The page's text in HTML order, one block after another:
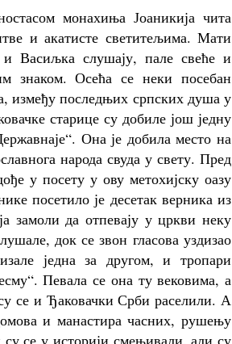
монахиња Јоаникија чита
и акатисте светитељима. Мати
Васиљка слушају, пале свеће и
знаком. Осећа се неки посебан
између последњих српских душа у
старице су добиле још једну
Она је добила место на
народа свуда у свету. Пред
у посету у ову метохијску оазу
посетило је десетак верника из
да отпевају у цркви неку
док се звон гласова уздизао
једна за другом, и тропари
Певала се она ту вековима, а
се и Ђаковачки Срби раселили. А
и манастира часних, рушењу
се у историји смењивали, али су